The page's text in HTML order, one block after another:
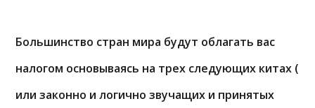
Большинство стран мира будут облагать вас
налогом основываясь на трех следующих китах (
или законно и логично звучащих и принятых